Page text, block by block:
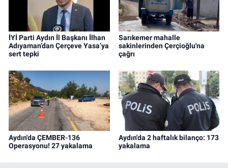
İYİ Parti Aydın İl Başkanı İlhan
Adıyaman’dan Çerçeve Yasa’ya
sert tepki
Sarıkemer mahalle
sakinlerinden Çerçioğlu'na
çağrı
Aydın'da ÇEMBER-136
Operasyonu! 27 yakalama
Aydın'da 2 haftalık bilanço: 173
yakalama